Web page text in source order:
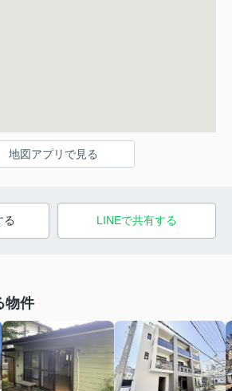
地図アプリで見る
る LINEで共有する
物件